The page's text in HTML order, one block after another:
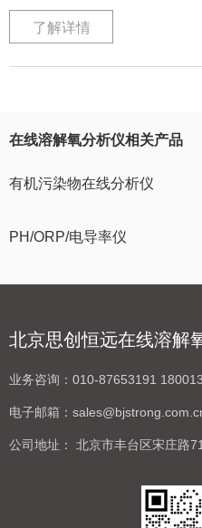
了解详情
在线溶解氧分析仪相关产品
有机污染物在线分析仪
PH/ORP/电导率仪
北京思创恒远在线溶解
业务咨询： 010-87653191
电子邮箱：
公司地址： 北京市丰台区宋庄路